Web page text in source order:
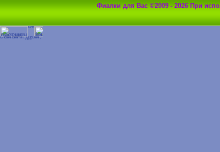
Фиалки для Вас ©2009 - 2026 При